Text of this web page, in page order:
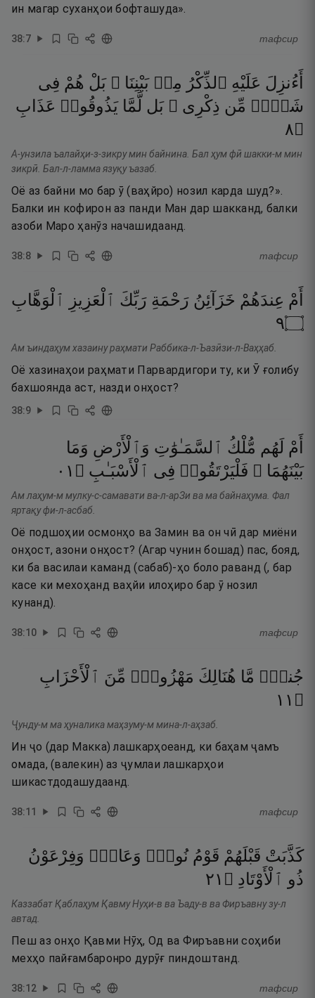
ин магар суханҳои бофташуда».
38:7 тафсир
أَءُنزِلَ عَلَيْهِ ٱلذِّكْرُ مِنۢ بَيْنِنَا ۚ بَلْ هُمْ فِى
شَكٍّۢ مِّن ذِكْرِى ۖ بَل لَّمَّا يَذُوقُوا۟ عَذَابِ
۝٨
А-унзила ъалайҳи-з-зикру мин байнина. Бал ҳум фӣ шакки-м мин
зикрӣ. Бал-л-ламма язуқу ъазаб.
Оё аз байни мо бар ӯ (ваҳйро) нозил карда шуд?».
Балки ин кофирон аз панди Ман дар шакканд, балки
азоби Маро ҳанӯз начашидаанд.
38:8 тафсир
أَمْ عِندَهُمْ خَزَآئِنُ رَحْمَةِ رَبِّكَ ٱلْعَزِيزِ
ٱلْوَهَّابِ
۝٩
Ам ъиндаҳум хазаину раҳмати Раббика-л-Ъазӣзи-л-Ваҳҳаб.
Оё хазинаҳои раҳмати Парвардигори ту, ки Ӯ ғолибу
бахшоянда аст, назди онҳост?
38:9
أَمْ لَهُم مُّلْكُ ٱلسَّمَـٰوَٰتِ وَٱلْأَرْضِ وَمَا
بَيْنَهُمَا ۖ فَلْيَرْتَقُوا۟ فِى ٱلْأَسْبَـٰبِ ۝ ١٠
Ам лаҳум-м мулку-с-самавати ва-л-арЗи ва ма байнаҳума. Фал
яртақу фи-л-асбаб.
Оё подшоҳии осмонҳо ва Замин ва он чӣ дар миёни
онҳост, азони онҳост? (Агар чунин бошад) пас, бояд,
ки ба василаи каманд (сабаб)-ҳо боло раванд (, бар
касе ки мехоҳанд ваҳйи илоҳиро бар ӯ нозил
кунанд).
38:10 тафсир
جُندٌۭ مَّا هُنَالِكَ مَهْزُومٌۭ مِّنَ ٱلْأَحْزَابِ
۝ ١١
Ҷунду-м ма ҳуналика маҳзуму-м мина-л-аҳзаб.
Ин ҷо (дар Макка) лашкарҳоеанд, ки баҳам ҷамъ
омада, (валекин) аз ҷумлаи лашкарҳои
шикастдодашудаанд.
38:11 тафсир
كَذَّبَتْ قَبْلَهُمْ قَوْمُ نُوحٍۢ وَعَادٌۭ وَفِرْعَوْنُ
ذُو ٱلْأَوْتَادِ ۝ ١٢
Каззабат Қаблаҳум Қавму Нуҳи-в ва Ъаду-в ва Фиръавну зу-л
автад.
Пеш аз онҳо Қавми Нӯҳ, Од ва Фиръавни соҳиби
мехҳо пайғамбаронро дурӯғ пиндоштанд.
38:12 тафсир